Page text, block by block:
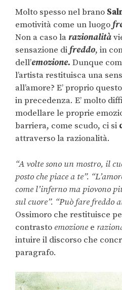
Molto spesso nel brano
emotività come un luogo
Non a caso la razionalità
sensazione di freddo, in
dell’emozione. Dunque
l’artista restituisca una
all’amore? E’ proprio
in precedenza. E’ molto
modellare le proprie
barriera, come scudo, ci si
attraverso la razionalità.
“A volte sono un mostro, il
posto che piace a te”.
come l’inferno ma piovono
sul cuore”. “Può fare freddo
Ossimoro che restituisce
contrasto emozione e
intuire il discorso che
paragrafo.